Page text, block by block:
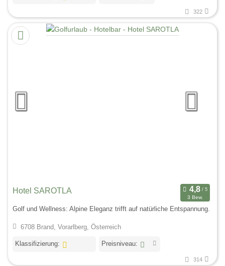
322
Hotel SAROTLA
3 Bew.
Golf und Wellness: Alpine Eleganz trifft auf natürliche Entspannung.
6708 Brand, Vorarlberg, Österreich
Klassifizierung: Preisniveau:
314